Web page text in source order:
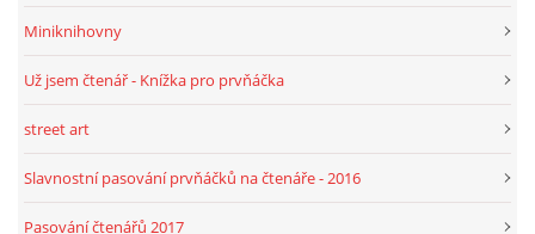
Miniknihovny
Už jsem čtenář - Knížka pro prvňáčka
street art
Slavnostní pasování prvňáčků na čtenáře - 2016
Pasování čtenářů 2017